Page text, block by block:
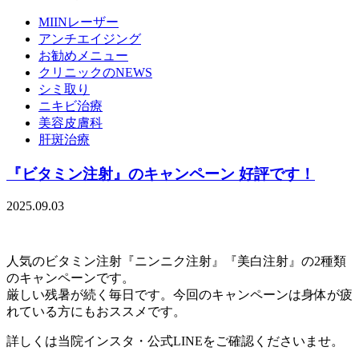
MIINレーザー
アンチエイジング
お勧めメニュー
クリニックのNEWS
シミ取り
ニキビ治療
美容皮膚科
肝斑治療
『ビタミン注射』のキャンペーン 好評です！
2025.09.03
人気のビタミン注射『ニンニク注射』『美白注射』の2種類
のキャンペーンです。
厳しい残暑が続く毎日です。今回のキャンペーンは身体が疲
れている方にもおススメです。
詳しくは当院インスタ・公式LINEをご確認くださいませ。